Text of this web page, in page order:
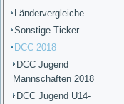
Ländervergleiche
Sonstige Ticker
DCC 2018
DCC Jugend
Mannschaften 2018
DCC Jugend U14-